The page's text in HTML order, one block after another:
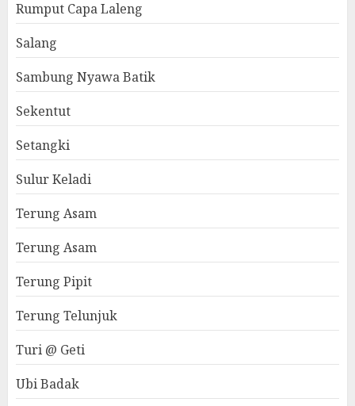
Rumput Capa Laleng
Salang
Sambung Nyawa Batik
Sekentut
Setangki
Sulur Keladi
Terung Asam
Terung Asam
Terung Pipit
Terung Telunjuk
Turi @ Geti
Ubi Badak